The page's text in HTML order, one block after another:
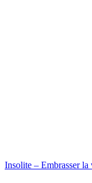
Insolite – Embrasser la